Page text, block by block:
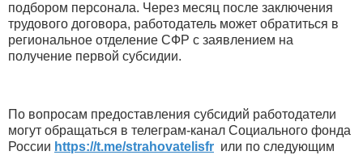
подбором персонала. Через месяц после заключения
трудового договора, работодатель может обратиться в
региональное отделение СФР с заявлением на
получение первой субсидии.
По вопросам предоставления субсидий работодатели
могут обращаться в телеграм-канал Социального фонда
России https://t.me/strahovatelisfr или по следующим